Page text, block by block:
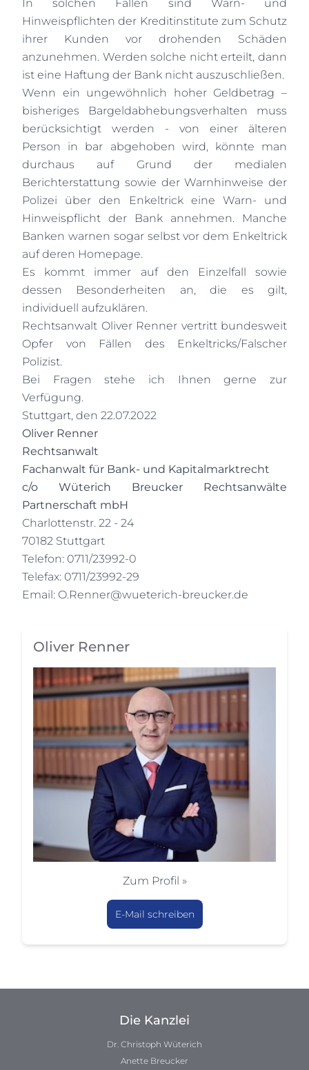
In solchen Fällen sind Warn- und
Hinweispflichten der Kreditinstitute zum Schutz
ihrer Kunden vor drohenden Schäden
anzunehmen. Werden solche nicht erteilt, dann
ist eine Haftung der Bank nicht auszuschließen.
Wenn ein ungewöhnlich hoher Geldbetrag –
bisheriges Bargeldabhebungsverhalten muss
berücksichtigt werden - von einer älteren
Person in bar abgehoben wird, könnte man
durchaus auf Grund der medialen
Berichterstattung sowie der Warnhinweise der
Polizei über den Enkeltrick eine Warn- und
Hinweispflicht der Bank annehmen. Manche
Banken warnen sogar selbst vor dem Enkeltrick
auf deren Homepage.
Es kommt immer auf den Einzelfall sowie
dessen Besonderheiten an, die es gilt,
individuell aufzuklären.
Rechtsanwalt Oliver Renner vertritt bundesweit
Opfer von Fällen des Enkeltricks/Falscher
Polizist.
Bei Fragen stehe ich Ihnen gerne zur
Verfügung.
Stuttgart, den 22.07.2022
Oliver Renner
Rechtsanwalt
Fachanwalt für Bank- und Kapitalmarktrecht
c/o Wüterich Breucker Rechtsanwälte
Partnerschaft mbH
Charlottenstr. 22 - 24
70182 Stuttgart
Telefon: 0711/23992-0
Telefax: 0711/23992-29
Email: O.Renner@wueterich-breucker.de
Oliver Renner
Zum Profil »
E-Mail schreiben
Die Kanzlei
Dr. Christoph Wüterich
Anette Breucker